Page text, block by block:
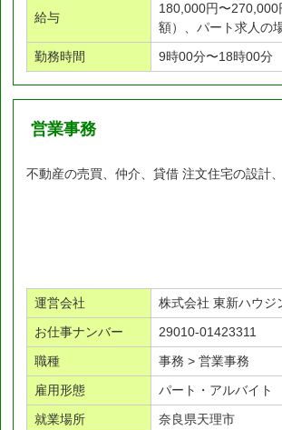
給与
180,000円〜
額）、パート求人の
勤務時間
9時00分〜18時00分
営業事務
不動産の売買、仲介、貸借 注文住宅の設計
運営会社
株式会社 東新ハウジ
お仕事ナンバー
29010-01423311
職種
事務 > 営業事務
雇用形態
パート・アルバイト
就業場所
奈良県天理市